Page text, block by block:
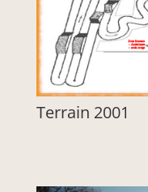
Terrain 2001